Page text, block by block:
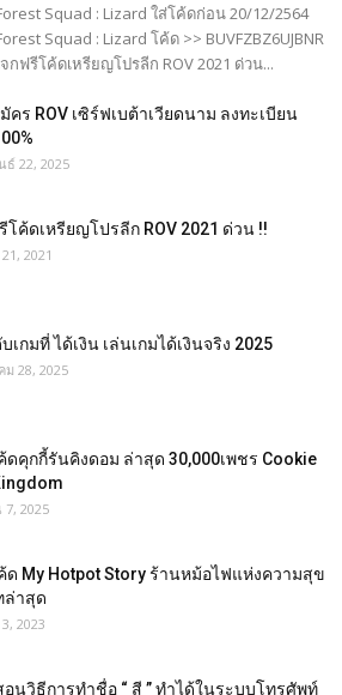
Squad : Lizard ใส่โค้ดก่อน 20/12/2564
Squad : Lizard โค้ด >> BUVFZBZ6UJBNR
ฟรีโค้ดเหรียญโปรลีก ROV 2021 ด่วน...
คร ROV เซิร์ฟเบต้าเวียดนาม ลงทะเบียน
ธ์ 22, 2025
โค้ดเหรียญโปรลีก ROV 2021 ด่วน !!
2021
เกมที่ ได้เงิน เล่นเกมได้เงินจริง 2025
28, 2025
ดคุกกี้รันคิงดอม ล่าสุด 30,000เพชร Cookie
7, 2025
ด My Hotpot Story ร้านหม้อไฟแห่งความสุข
ล่าสุด
2023
อนวิธีการทำชื่อ “ สี ” ทำได้ในระบบโทรศัพท์